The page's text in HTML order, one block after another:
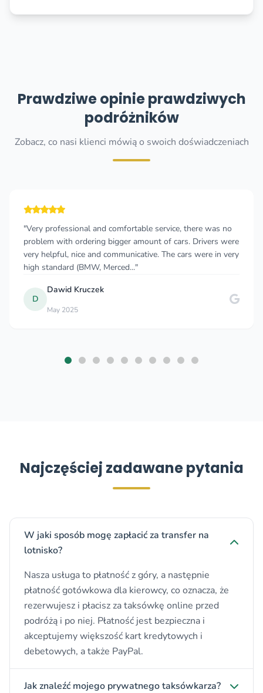
Prawdziwe opinie prawdziwych
podróżników
Zobacz, co nasi klienci mówią o swoich doświadczeniach
professional and comfortable service, there was no
with ordering bigger amount of cars. Drivers were
helpful, nice and communicative. The cars were in very
standard (BMW, Merced..."
Dawid Kruczek
May 2025
Najczęściej zadawane pytania
W jaki sposób mogę zapłacić za transfer na
lotnisko?
Nasza usługa to płatność z góry, a następnie
płatność gotówkowa dla kierowcy, co oznacza, że
rezerwujesz i płacisz za taksówkę online przed
podróżą i po niej. Płatność jest bezpieczna i
akceptujemy większość kart kredytowych i
debetowych, a także PayPal.
Jak znaleźć mojego prywatnego taksówkarza?